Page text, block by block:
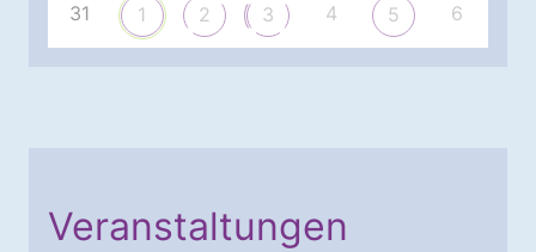
31 1 2 3 4 5 6
Veranstaltungen